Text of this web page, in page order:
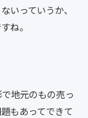
いっていうか、
ね。
地元のもの売っ
もあってできて